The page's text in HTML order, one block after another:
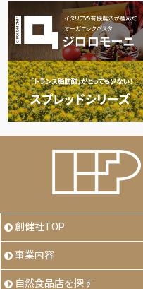
創健社TOP
事業内容
自然食品店を探す